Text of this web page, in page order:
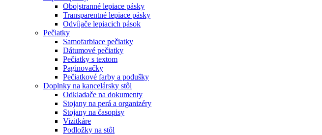
Obojstranné lepiace pásky
Transparentné lepiace pásky
Odvíjače lepiacich pások
Pečiatky
Samofarbiace pečiatky
Dátumové pečiatky
Pečiatky s textom
Paginovačky
Pečiatkové farby a podušky
Doplnky na kancelársky stôl
Odkladače na dokumenty
Stojany na perá a organizéry
Stojany na časopisy
Vizitkáre
Podložky na stôl